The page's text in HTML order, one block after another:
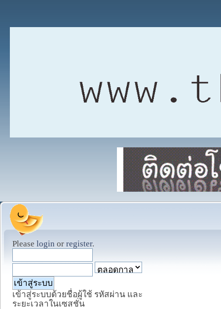
Please login or register.
เข้าสู่ระบบด้วยชื่อผู้ใช้ รหัสผ่าน และ
ระยะเวลาในเซสชั่น